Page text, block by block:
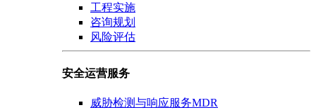
工程实施
咨询规划
风险评估
安全运营服务
威胁检测与响应服务MDR